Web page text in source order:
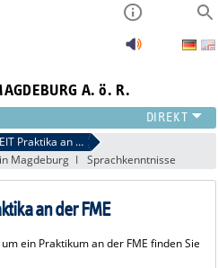
A. ö. R.
Fakultät
Erasmus+/WELTWEIT Praktika an der FME
Magdeburg Sprachkenntnisse
an der FME
ein Praktikum an der FME finden Sie